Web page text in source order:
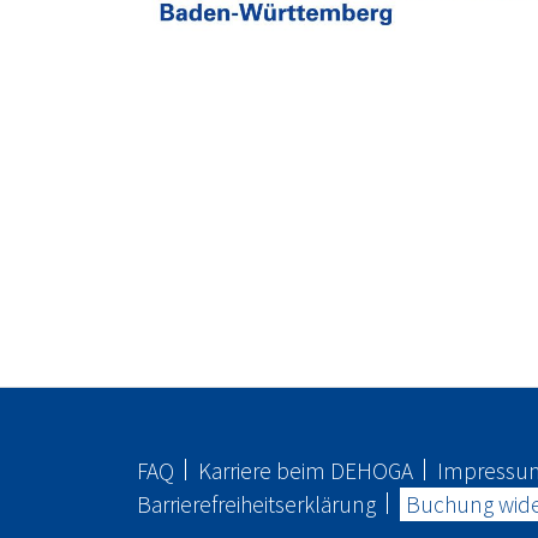
FAQ Karriere beim DEHOGA
Barrierefreiheitserklärung
Buchung